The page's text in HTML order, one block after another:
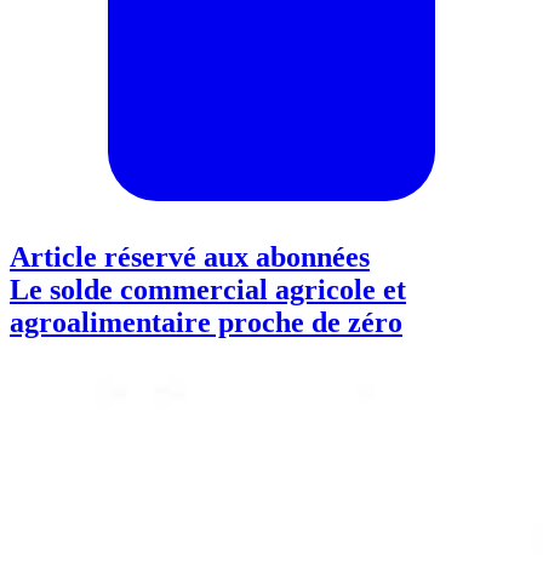
Article réservé aux abonnées
Le solde commercial agricole et
agroalimentaire proche de zéro